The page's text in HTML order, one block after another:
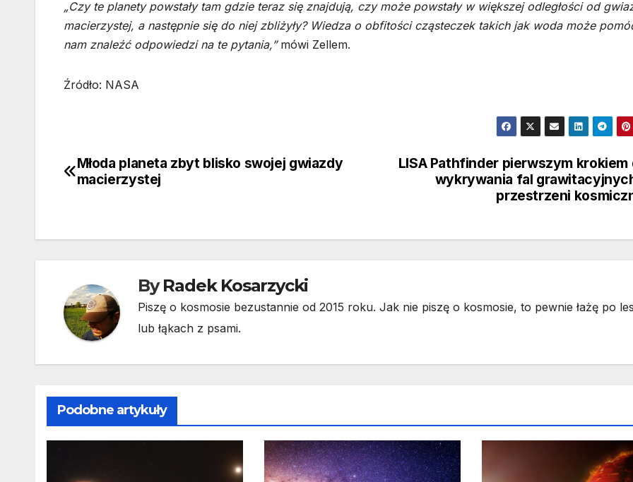
„Czy te planety powstały tam gdzie teraz się znajdują, czy może powstały w większej odległości od
macierzystej, a następnie się do niej zbliżyły? Wiedza o obfitości cząsteczek takich jak woda może
nam znaleźć odpowiedzi na te pytania,”mówi Zellem.
Źródło: NASA
Nawigacja
LISA Pathfinder pierwszym krokiem
wykrywania fal
przestrzeni
Młoda planeta zbyt blisko swojej gwiazdy
macierzystej
ByRadek Kosarzycki
Piszę o kosmosie bezustannie od 2015 roku. Jak nie piszę o kosmosie, to pewnie łażę po
lub łąkach z psami.
Podobne artykuły